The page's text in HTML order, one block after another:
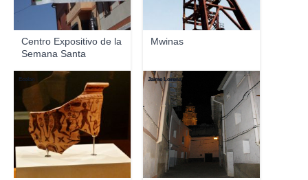
Centro Expositivo de la
Semana Santa
Mwinas
Ecelan Jaime Lorenz